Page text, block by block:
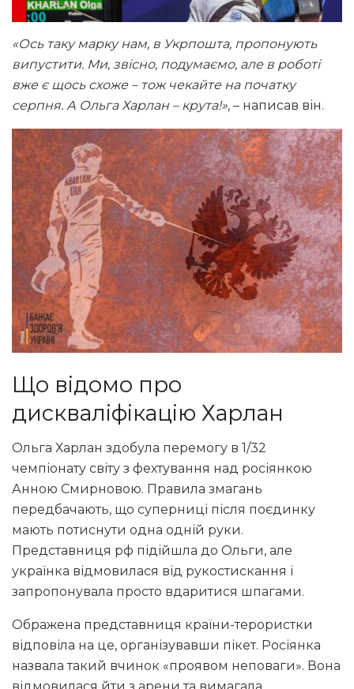
«Ось таку марку нам, в Укрпошта, пропонують
випустити. Ми, звісно, подумаємо, але в роботі
вже є щось схоже – тож чекайте на початку
серпня. А Ольга Харлан – крута!», – написав він.
Що відомо про
дискваліфікацію Харлан
Ольга Харлан здобула перемогу в 1/32
чемпіонату світу з фехтування над росіянкою
Анною Смирновою. Правила змагань
передбачають, що суперниці після поєдинку
мають потиснути одна одній руки.
Представниця рф підійшла до Ольги, але
українка відмовилася від рукостискання і
запропонувала просто вдаритися шпагами.
Ображена представниця країни-терористки
відповіла на це, організувавши пікет. Росіянка
назвала такий вчинок «проявом неповаги». Вона